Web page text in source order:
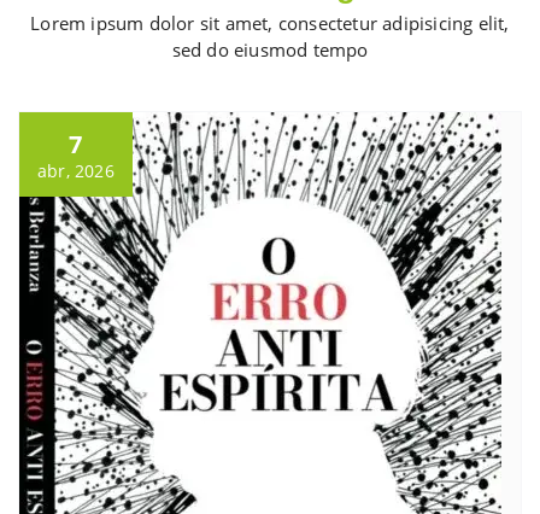
Lorem ipsum dolor sit amet, consectetur adipisicing elit,
sed do eiusmod tempo
7
abr, 2026